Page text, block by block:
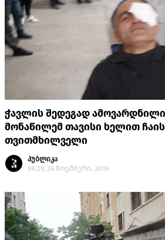
ჭავლის შედეგად
მონაწილემ თავისი ხელით
თვითმხილველი
პუბლიკა
06:29, 26 ნოემბერი, 2019